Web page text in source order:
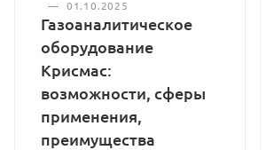
— 01.10.2025
Газоаналитическое
оборудование
Крисмас:
возможности, сферы
применения,
преимущества